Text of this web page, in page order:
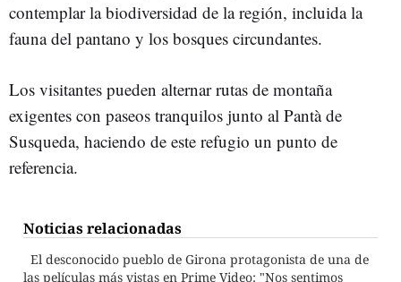
contemplar la biodiversidad de la región, incluida la
fauna del pantano y los bosques circundantes.
Los visitantes pueden alternar rutas de montaña
exigentes con paseos tranquilos junto al Pantà de
Susqueda, haciendo de este refugio un punto de
referencia.
Noticias relacionadas
El desconocido pueblo de Girona protagonista de una de
las películas más vistas en Prime Video: "Nos sentimos